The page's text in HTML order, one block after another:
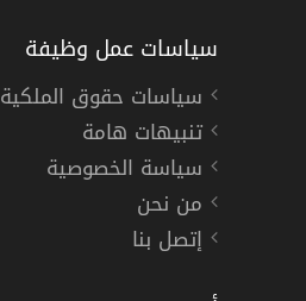
سياسات عمل وظيفة
سياسات حقوق الملكية
تنبيهات هامة
سياسة الخصوصية
من نحن
إتصل بنا